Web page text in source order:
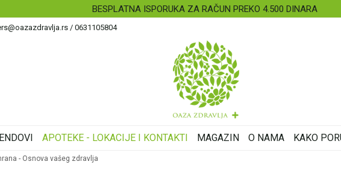
BESPLATNA ISPORUKA ZA RAČUN PREKO 4.500 DINARA
/ 0631105804
APOTEKE - LOKACIJE I KONTAKTI MAGAZIN O NAMA KAKO
- Osnova vašeg zdravlja